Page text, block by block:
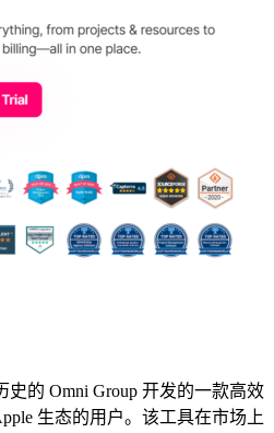
史的 Omni Group 开发的一款高效
生态的用户。该工具在市场上